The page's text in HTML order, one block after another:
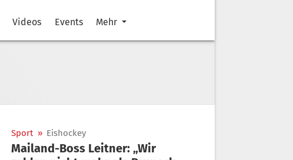
Videos Events Mehr
Sport » Eishockey
Mailand-Boss Leitner: „Wir